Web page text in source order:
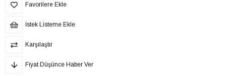
Favorilere Ekle
İstek Listeme Ekle
Karşılaştır
Fiyat Düşünce Haber Ver